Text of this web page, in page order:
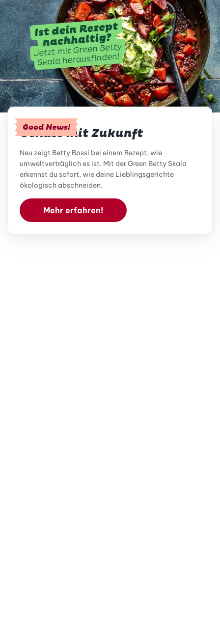
Good News!
Genuss mit Zukunft
Neu zeigt Betty Bossi bei einem Rezept, wie
umweltverträglich es ist. Mit der Green Betty Skala
erkennst du sofort, wie deine Lieblingsgerichte
ökologisch abschneiden.
Mehr erfahren!